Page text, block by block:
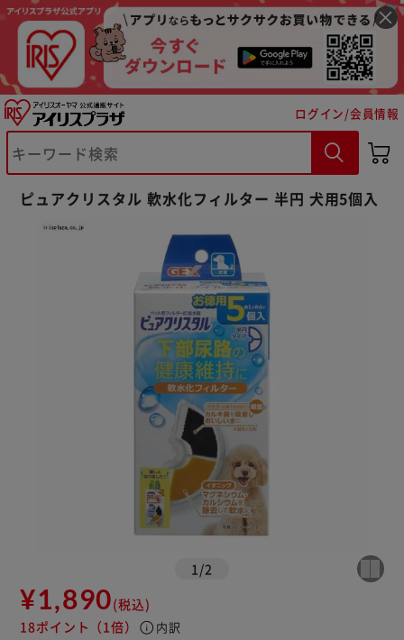
ログイン/会員情報
ピュアクリスタル 軟水化フィルター 半円 犬用5個入
1 /2
¥1,890(税込)
18ポイント （1倍） info 内訳
※ご確認ください
カートに入れる